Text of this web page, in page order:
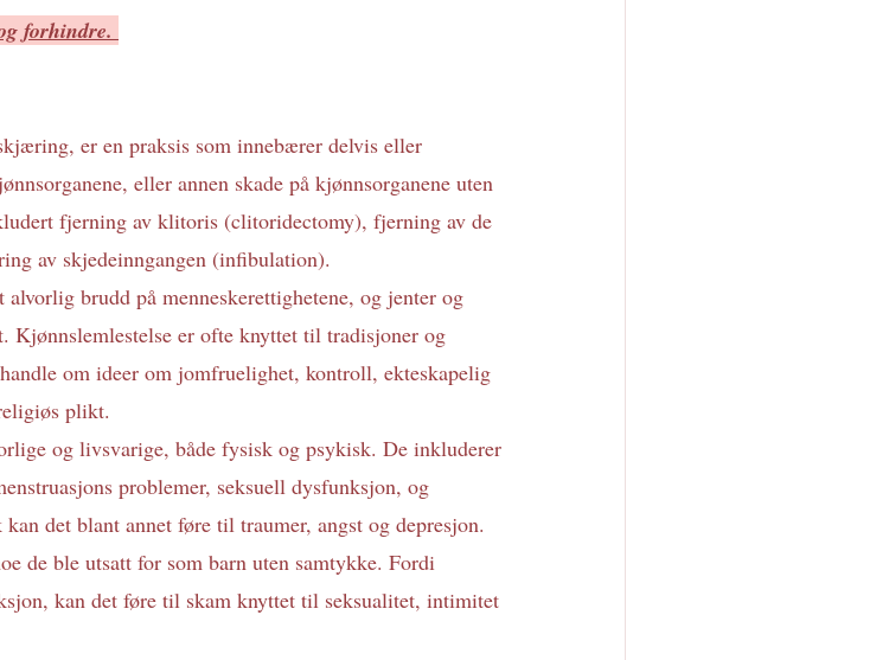
forhindre.
er en praksis som innebærer delvis eller
eller annen skade på kjønnsorganene uten
fjerning av klitoris (clitoridectomy), fjerning av de
av skjedeinngangen (infibulation).
brudd på menneskerettighetene, og jenter og
Kjønnslemlestelse er ofte knyttet til tradisjoner og
om ideer om jomfruelighet, kontroll, ekteskapelig
plikt.
og livsvarige, både fysisk og psykisk. De inkluderer
problemer, seksuell dysfunksjon, og
det blant annet føre til traumer, angst og depresjon.
de ble utsatt for som barn uten samtykke. Fordi
kan det føre til skam knyttet til seksualitet, intimitet